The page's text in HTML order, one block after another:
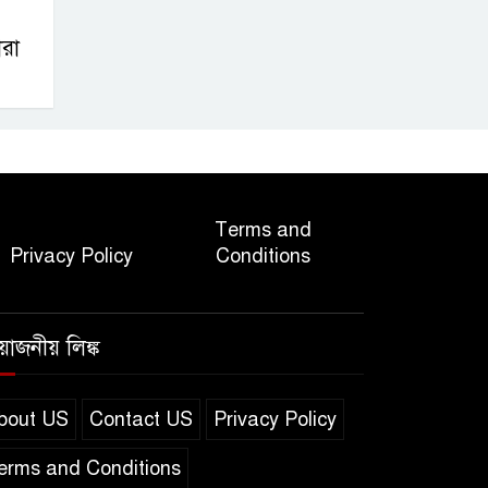
Privacy Policy
Terms and
Conditions
লিঙ্ক
US Contact US Privacy Policy
and Conditions